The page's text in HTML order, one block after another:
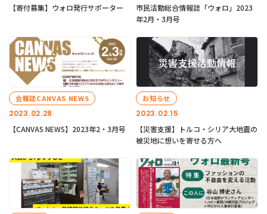
【寄付募集】ウォロ発行サポーター
市民活動総合情報誌「ウォロ」2023
年2月・3月号
2023.02.28
会報誌CANVAS NEWS
【CANVAS NEWS】2023年2・3月号
2023.02.15
お知らせ
【災害支援】トルコ・シリア大地震の
被災地に想いを寄せる方へ